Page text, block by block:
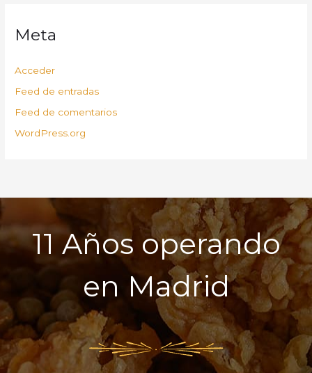
Meta
Acceder
Feed de entradas
Feed de comentarios
WordPress.org
11 Años operando
en Madrid